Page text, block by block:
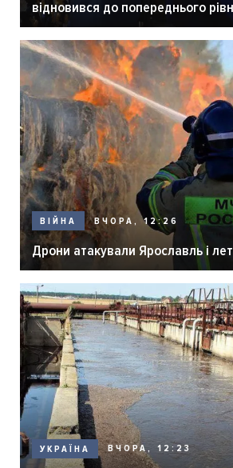
відновився до попереднього
ВІЙНА ВЧОРА, 12:26
Дрони атакували Ярославль і
УКРАЇНА ВЧОРА, 12:23